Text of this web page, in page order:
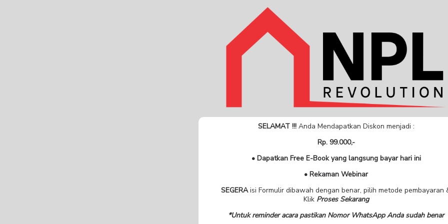
SELAMAT !!!Anda Mendapatkan Diskon menjadi :
Rp. 99.000,-
• Dapatkan Free E-Book yang langsung bayar hari ini
• Rekaman Webinar
SEGERAisi Formulir dibawah dengan benar, pilih metode pembayaran
Klik Proses Sekarang
*Untuk reminder acara pastikan Nomor WhatsApp Anda sudah benar